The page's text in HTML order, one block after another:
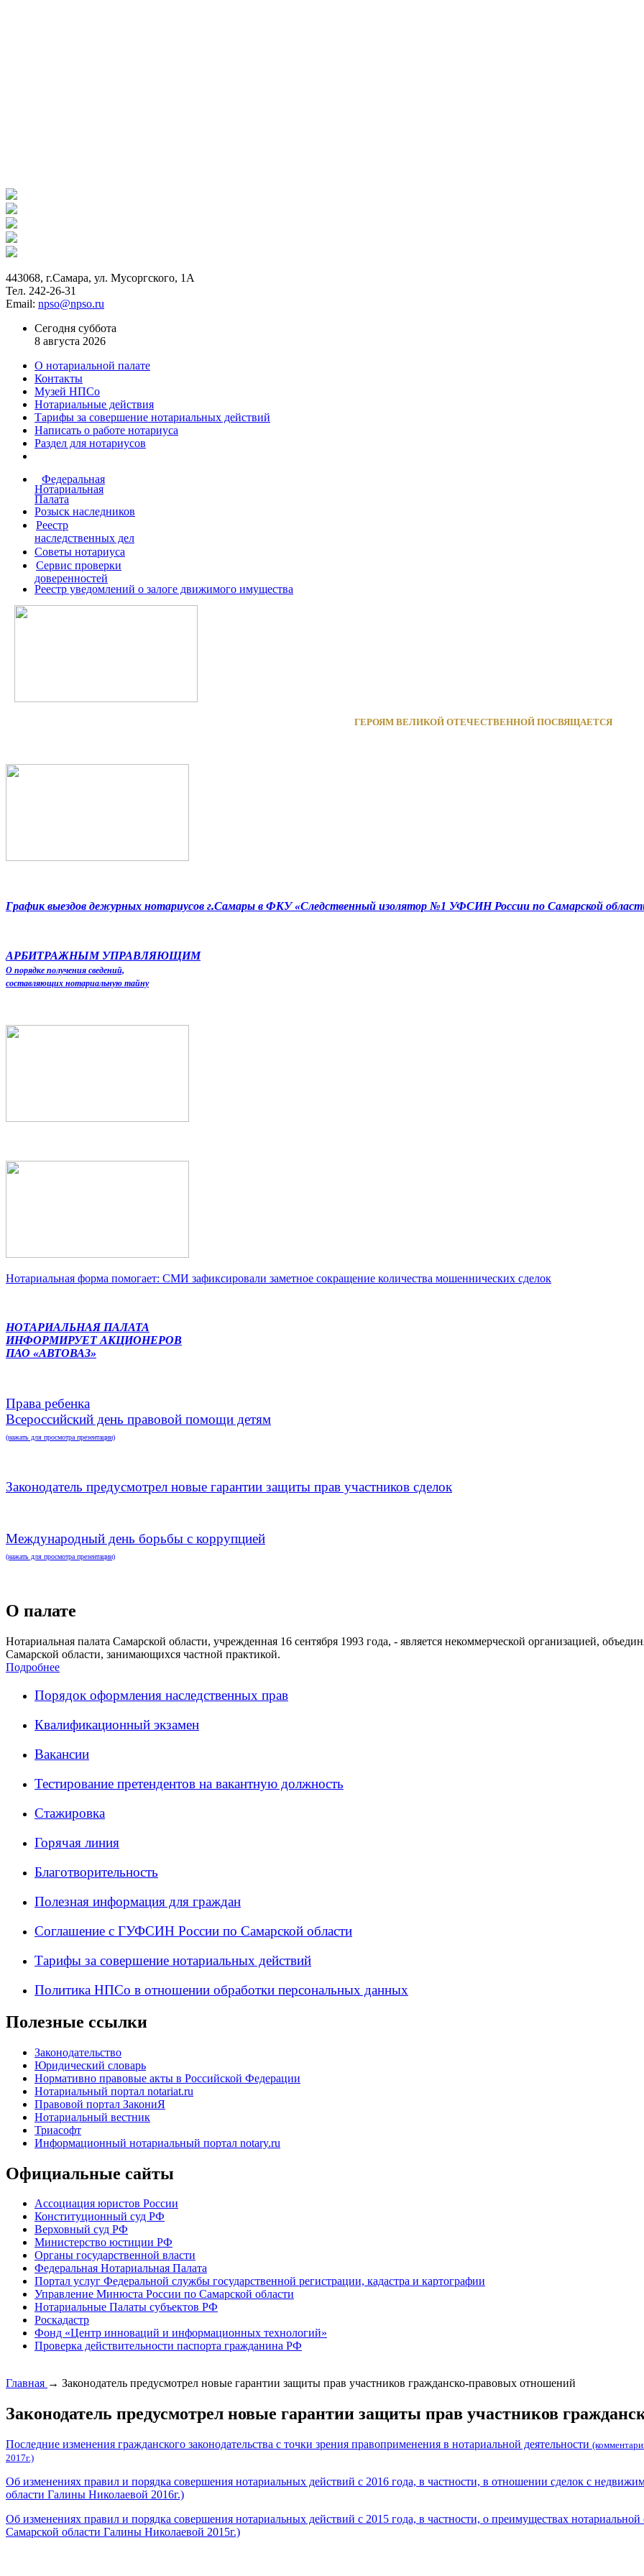
443068, г.Самара, ул. Мусоргского, 1А
Тел. 242-26-31
Email: npso@npso.ru
Сегодня суббота
8 августа 2026
О нотариальной палате
Контакты
Музей НПСо
Нотариальные действия
Тарифы за совершение нотариальных действий
Написать о работе нотариуса
Раздел для нотариусов
Федеральная
Нотариальная
Палата
Розыск наследников
Реестр
наследственных дел
Советы нотариуса
Сервис проверки
доверенностей
Реестр уведомлений о залоге движимого имущества
ГЕРОЯМ ВЕЛИКОЙ ОТЕЧЕСТВЕННОЙ ПОСВЯЩАЕТСЯ
График выездов дежурных нотариусов г.Самары в ФКУ «Следственный изолятор №1 УФСИН России по Самарской
АРБИТРАЖНЫМ УПРАВЛЯЮЩИМ
О порядке получения сведений,
составляющих нотариальную тайну
Нотариальная форма помогает: СМИ зафиксировали заметное сокращение количества мошеннических сделок
НОТАРИАЛЬНАЯ ПАЛАТА
ИНФОРМИРУЕТ АКЦИОНЕРОВ
ПАО «АВТОВАЗ»
Права ребенка
Всероссийский день правовой помощи детям
(нажать для просмотра презентации)
Законодатель предусмотрел новые гарантии защиты прав участников сделок
Международный день борьбы с коррупцией
(нажать для просмотра презентации)
О палате
Нотариальная палата Самарской области, учрежденная 16 сентября 1993 года, - является некоммерческой организацией,
Самарской области, занимающихся частной практикой.
Подробнее
Порядок оформления наследственных прав
Квалификационный экзамен
Вакансии
Тестирование претендентов на вакантную должность
Стажировка
Горячая линия
Благотворительность
Полезная информация для граждан
Соглашение с ГУФСИН России по Самарской области
Тарифы за совершение нотариальных действий
Политика НПСо в отношении обработки персональных данных
Полезные ссылки
Законодательство
Юридический словарь
Нормативно правовые акты в Российской Федерации
Нотариальный портал notariat.ru
Правовой портал ЗакониЯ
Нотариальный вестник
Триасофт
Информационный нотариальный портал notary.ru
Официальные сайты
Ассоциация юристов России
Конституционный суд РФ
Верховный суд РФ
Министерство юстиции РФ
Органы государственной власти
Федеральная Нотариальная Палата
Портал услуг Федеральной службы государственной регистрации, кадастра и картографии
Управление Минюста России по Самарской области
Нотариальные Палаты субъектов РФ
Роскадастр
Фонд «Центр инноваций и информационных технологий»
Проверка действительности паспорта гражданина РФ
Главная → Законодатель предусмотрел новые гарантии защиты прав участников гражданско-правовых отношений
Законодатель предусмотрел новые гарантии защиты прав участников
Последние изменения гражданского законодательства с точки зрения правоприменения в нотариальной деятельности
2017г.)
Об изменениях правил и порядка совершения нотариальных действий с 2016 года, в частности, в отношении сделок с
области Галины Николаевой 2016г.)
Об изменениях правил и порядка совершения нотариальных действий с 2015 года, в частности, о преимуществах
Самарской области Галины Николаевой 2015г.)